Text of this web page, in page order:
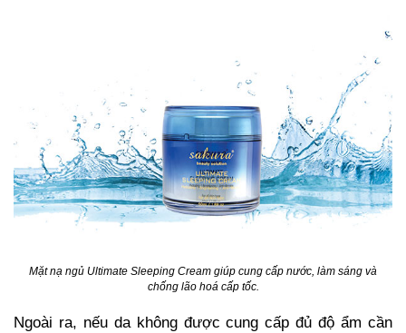
Mặt nạ ngủ Ultimate Sleeping Cream giúp cung cấp nước, làm sáng và
chống lão hoá cấp tốc.
Ngoài ra, nếu da không được cung cấp đủ độ ẩm cần